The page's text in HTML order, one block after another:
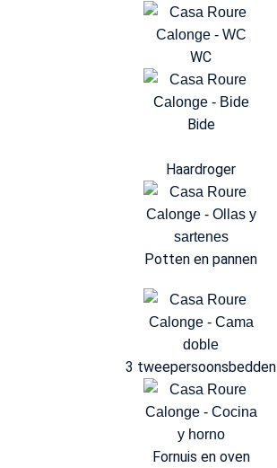
WC
Bide
Haardroger
Potten en pannen
3 tweepersoonsbedden
Fornuis en oven